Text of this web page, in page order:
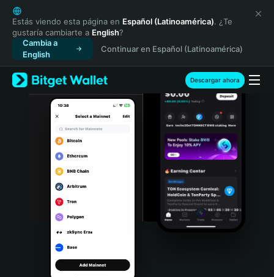
English
日本語
Tiếng Việt
Русский
Español (Latinoamérica)
Türkçe
Italiano
Português (Portugal)
Bahasa Indonesia
Português (Brasil)
Español (Argentina)
Estás viendo esta página en Español (Latinoamérica). ¿Te
gustaría cambiarte a English?
Cambia a
English
Continuar en Español (Latinoamérica)
Descargar ahora